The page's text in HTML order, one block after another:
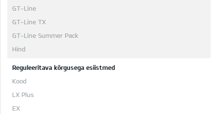
Reguleeritava kõrgusega esiistmed